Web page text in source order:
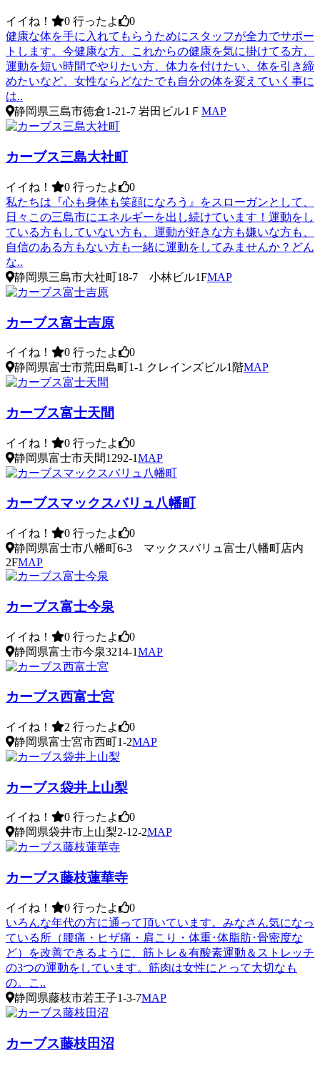
イイね！ 0 行ったよ
0
健康な体を手に入れてもらうためにスタッフが全力でサポー
トします。今健康な方、これからの健康を気に掛けてる方、
運動を短い時間でやりたい方、体力を付けたい、体を引き締
めたいなど、女性ならどなたでも自分の体を変えていく事に
は..
静岡県三島市徳倉1-21-7 岩田ビル1Ｆ MAP
カーブス三島大社町
イイね！ 0 行ったよ
0
私たちは『心も身体も笑顔になろう』をスローガンとして、
日々この三島市にエネルギーを出し続けています！運動をし
ている方もしていない方も、運動が好きな方も嫌いな方も、
自信のある方もない方も一緒に運動をしてみませんか？どん
な..
静岡県三島市大社町18-7 小林ビル1FMAP
カーブス富士吉原
イイね！ 0 行ったよ
0
静岡県富士市荒田島町1-1 クレインズビル1階MAP
カーブス富士天間
イイね！ 0 行ったよ
0
静岡県富士市天間1292-1MAP
カーブスマックスバリュ八幡町
イイね！ 0 行ったよ
0
静岡県富士市八幡町6-3 マックスバリュ富士八幡町店内
2FMAP
カーブス富士今泉
イイね！ 0 行ったよ
0
静岡県富士市今泉3214-1MAP
カーブス西富士宮
イイね！ 2 行ったよ
0
静岡県富士宮市西町1-2MAP
カーブス袋井上山梨
イイね！ 0 行ったよ
0
静岡県袋井市上山梨2-12-2MAP
カーブス藤枝蓮華寺
イイね！ 0 行ったよ
0
いろんな年代の方に通って頂いています。みなさん気になっ
ている所（腰痛・ヒザ痛・肩こり・体重･体脂肪･骨密度な
ど）を改善できるように、筋トレ＆有酸素運動＆ストレッチ
の3つの運動をしています。筋肉は女性にとって大切なも
の。こ..
静岡県藤枝市若王子1-3-7MAP
カーブス藤枝田沼